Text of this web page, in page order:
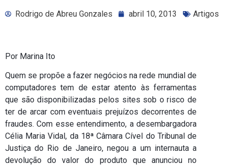
Rodrigo de Abreu Gonzales abril 10, 2013 Artigos
Por Marina Ito
Quem se propõe a fazer negócios na rede mundial de
computadores tem de estar atento às ferramentas
que são disponibilizadas pelos sites sob o risco de
ter de arcar com eventuais prejuízos decorrentes de
fraudes. Com esse entendimento, a desembargadora
Célia Maria Vidal, da 18ª Câmara Cível do Tribunal de
Justiça do Rio de Janeiro, negou a um internauta a
devolução do valor do produto que anunciou no